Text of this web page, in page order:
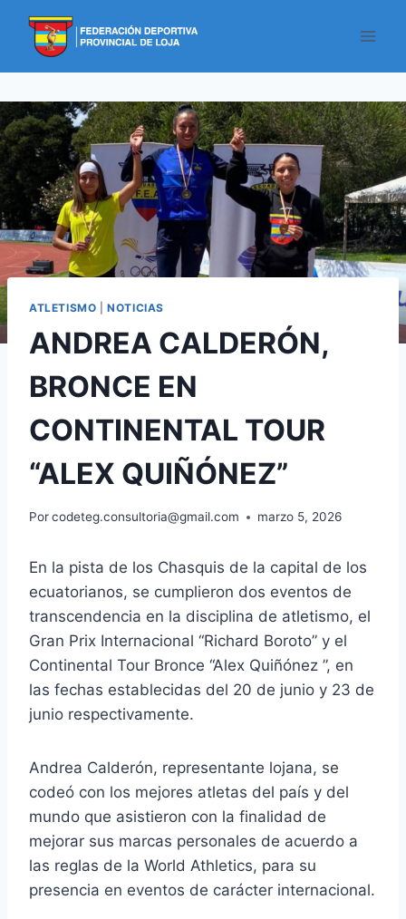
ATLETISMO |NOTICIAS
ANDREA CALDERÓN,
BRONCE EN
CONTINENTAL TOUR
“ALEX QUIÑÓNEZ”
Porcodeteg.consultoria@gmail.com marzo 5, 2026
En la pista de los Chasquis de la capital de los
ecuatorianos, se cumplieron dos eventos de
transcendencia en la disciplina de atletismo, el
Gran Prix Internacional “Richard Boroto” y el
Continental Tour Bronce “Alex Quiñónez ”, en
las fechas establecidas del 20 de junio y 23 de
junio respectivamente.
Andrea Calderón, representante lojana, se
codeó con los mejores atletas del país y del
mundo que asistieron con la finalidad de
mejorar sus marcas personales de acuerdo a
las reglas de la World Athletics, para su
presencia en eventos de carácter internacional.